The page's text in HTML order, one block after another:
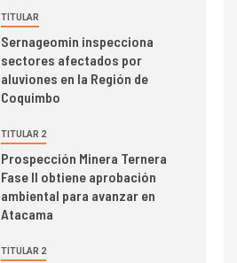
PIB minero impacta el
crecimiento regional: Banco
Central reporta resultados
trimestre
I+D
Informe bimensual de
Cochilco: precio del cobre
alcanza máximos por escasez
de concentrados
I+D
TITULAR
Sernageomin inspecciona
sectores afectados por
aluviones en la Región de
Coquimbo
TITULAR 2
Prospección Minera Ternera
Fase II obtiene aprobación
ambiental para avanzar en
Atacama
TITULAR 2